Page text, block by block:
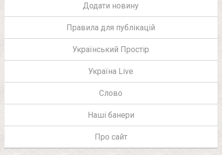
Додати новину
Правила для публікацій
Український Простір
Україна Live
Слово
Наші банери
Про сайт